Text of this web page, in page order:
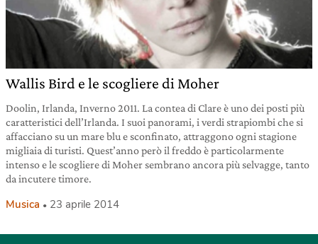
Wallis Bird e le scogliere di Moher
Doolin, Irlanda, Inverno 2011. La contea di Clare è uno dei posti più
caratteristici dell’Irlanda. I suoi panorami, i verdi strapiombi che si
affacciano su un mare blu e sconfinato, attraggono ogni stagione
migliaia di turisti. Quest’anno però il freddo è particolarmente
intenso e le scogliere di Moher sembrano ancora più selvagge, tanto
da incutere timore.
Musica 23 aprile 2014